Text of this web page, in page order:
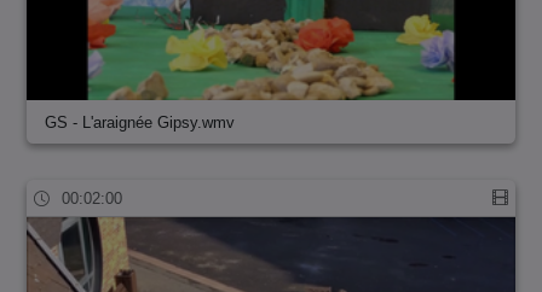
GS - L'araignée Gipsy.wmv
00:02:00